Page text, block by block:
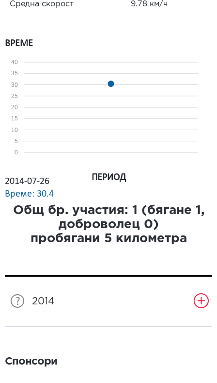
Средна скорост 9.78 км/ч
ВРЕМЕ
0
5
10
15
20
25
30
35
40
2014-07-26
Време: 30.4
ПЕРИОД
Общ бр. участия: 1 (бягане 1 ,
доброволец 0)
пробягани 5 километра
2014
Спонсори